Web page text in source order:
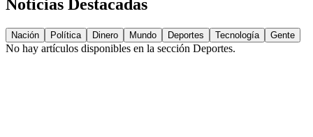
Noticias Destacadas
Nación Política Dinero Mundo Deportes Tecnología Gente
No hay artículos disponibles en la sección Deportes.